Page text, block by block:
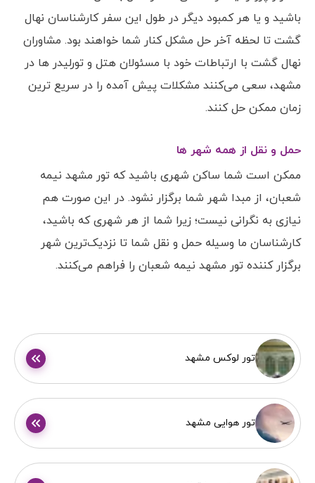
باشید و یا هر کمبود دیگر در طول این سفر کارشناسان نهال
گشت تا لحظه آخر حل مشکل کنار شما خواهند بود. مشاوران
نهال گشت با ارتباطات خود با مسئولان هتل و تورلیدر ها در
مشهد، سعی می‌کنند مشکلات پیش آمده را در سریع ترین
زمان ممکن حل کنند.
حمل و نقل از همه شهر ها
ممکن است شما ساکن شهری باشید که تور مشهد نیمه
شعبان، از مبدا شهر شما برگزار نشود. در این صورت هم
نیازی به نگرانی نیست؛ زیرا شما از هر شهری که باشید،
کارشناسان ما وسیله حمل و نقل شما تا نزدیک‌ترین شهر
برگزار کننده تور مشهد نیمه شعبان را فراهم می‌کنند.
تور لوکس مشهد
تور هوایی مشهد